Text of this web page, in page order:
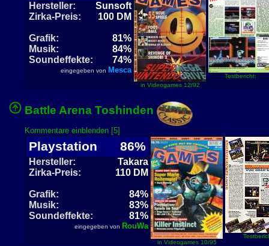
Hersteller:
Sunsoft
Zirka-Preis:
100 DM
Grafik:
81%
Musik:
84%
Soundeffekte:
74%
eingegeben von Mesca
in Videogames 12/92
Testbericht:
Battle Arena Toshinden
Kommentare einblenden [5]
Playstation 86%
Hersteller:
Takara
Zirka-Preis:
110 DM
Grafik:
84%
Musik:
83%
Soundeffekte:
81%
eingegeben von RouWa
in Videogames 10/95